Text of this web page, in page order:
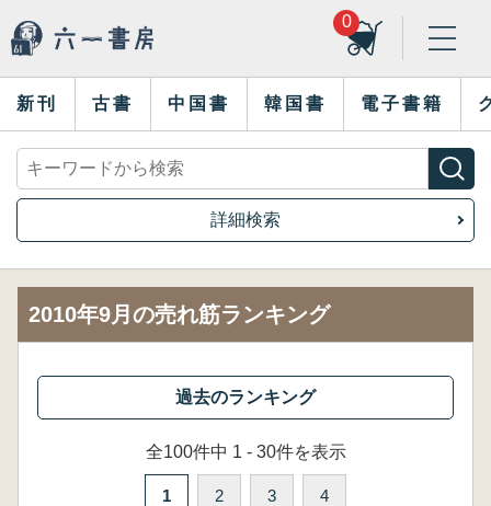
0
新刊 古書 中国書 韓国書 電子書籍
詳細検索
2010年9月の売れ筋ランキング
全100件中 1 - 30件を表示
1 2 3 4